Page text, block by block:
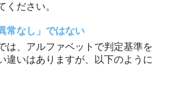
ください。
常なし」ではない
は、アルファベットで判定基準を
違いはありますが、以下のように